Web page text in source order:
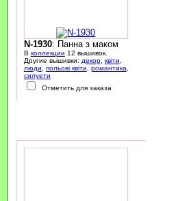
N-1930: Панна з маком
В коллекции 12 вышивок.
Другие вышивки: декор, квіти
люди
польові квіти романтика
силуети
Отметить для заказа